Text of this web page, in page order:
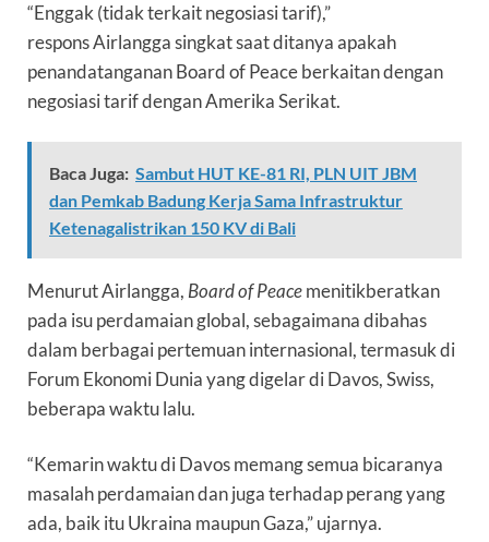
“Enggak (tidak terkait negosiasi tarif),”
respons Airlangga singkat saat ditanya apakah
penandatanganan Board of Peace berkaitan dengan
negosiasi tarif dengan Amerika Serikat.
Baca Juga: Sambut HUT KE-81 RI, PLN UIT JBM
dan Pemkab Badung Kerja Sama Infrastruktur
Ketenagalistrikan 150 KV di Bali
Menurut Airlangga, Board of Peacemenitikberatkan
pada isu perdamaian global, sebagaimana dibahas
dalam berbagai pertemuan internasional, termasuk di
Forum Ekonomi Dunia yang digelar di Davos, Swiss,
beberapa waktu lalu.
“Kemarin waktu di Davos memang semua bicaranya
masalah perdamaian dan juga terhadap perang yang
ada, baik itu Ukraina maupun Gaza,” ujarnya.